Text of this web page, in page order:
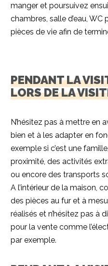
manger et poursuivez
chambres, salle d’eau, WC
pièces de vie afin de
PENDANT LA
LORS DE LA
N’hésitez pas à mettre en
bien et à les adapter en
exemple si c’est une
proximité, des activités
ou encore des transports
A l’intérieur de la maison,
des pièces au fur et à
réalisés et n’hésitez pas à
pour la vente comme
par exemple.